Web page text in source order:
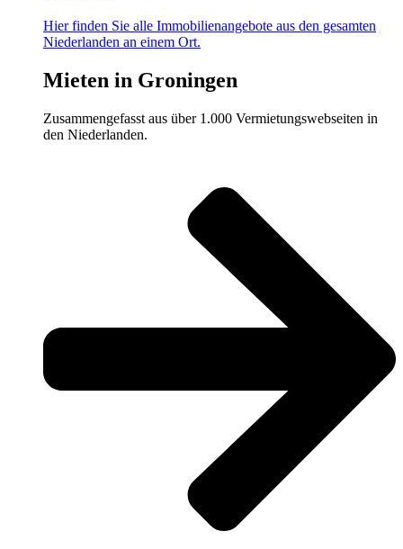
Hier finden Sie alle Immobilienangebote aus den gesamten
Niederlanden an einem Ort.
Mieten in Groningen
Zusammengefasst aus über 1.000 Vermietungswebseiten in
den Niederlanden.